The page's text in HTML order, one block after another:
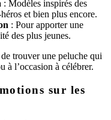
: Modèles inspirés des
et bien plus encore.
: Pour apporter une
des plus jeunes.
trouver une peluche qui
à l’occasion à célébrer.
sur les